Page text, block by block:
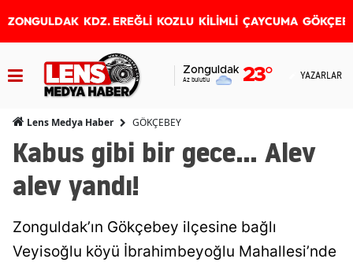
ZONGULDAK KDZ. EREĞLİ KOZLU KİLİMLİ ÇAYCUMA
Zonguldak
Az bulutlu 23° YAZARLAR
Lens Medya Haber GÖKÇEBEY
Kabus gibi bir gece... Alev
alev yandı!
Zonguldak’ın Gökçebey ilçesine bağlı
Veyisoğlu köyü İbrahimbeyoğlu Mahallesi’nde